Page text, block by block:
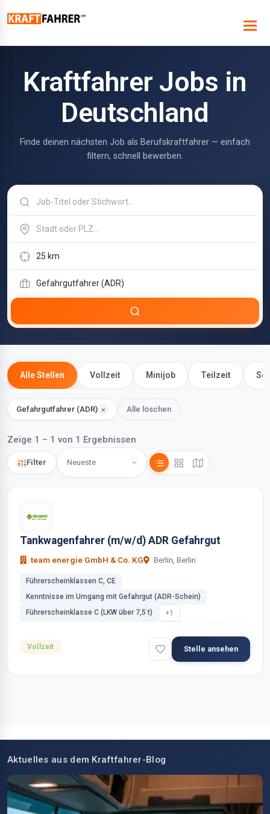
Kraftfahrer Jobs in
Deutschland
Finde deinen nächsten Job als Berufskraftfahrer — einfach
filtern, schnell bewerben.
Alle Stellen Vollzeit Minijob Teilzeit
Gefahrgutfahrer (ADR) × Alle löschen
Zeige 1 – 1 von 1 Ergebnissen
Filter
Tankwagenfahrer (m/w/d) ADR Gefahrgut
team energie GmbH & Co. KG Berlin, Berlin
Führerscheinklassen C, CE
Kenntnisse im Umgang mit Gefahrgut (ADR-Schein)
Führerscheinklasse C (LKW über 7,5 t)
+1
Vollzeit Stelle ansehen
Aktuelles aus dem Kraftfahrer-Blog